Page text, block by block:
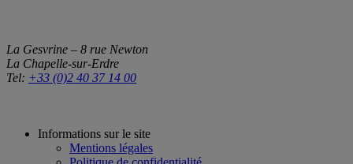
La Gesvrine – 8 rue Newton
La Chapelle-sur-Erdre
Tel: +33 (0)2 40 37 14 00
Informations sur le site
Mentions légales